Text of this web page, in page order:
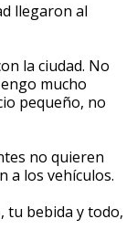
llegaron al
la ciudad. No
mucho
pequeño, no
no quieren
a los vehículos.
tu bebida y todo,